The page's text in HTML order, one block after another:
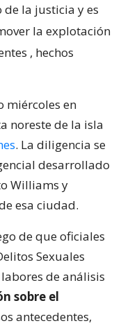
la justicia y es
la explotación
, hechos
miércoles en
noreste de la isla
. La diligencia se
desarrollado
Williams y
esa ciudad.
de que oficiales
Sexuales
de análisis
sobre el
antecedentes,